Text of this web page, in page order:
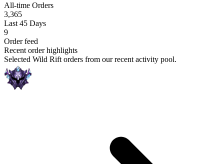
All-time Orders
3,365
Last 45 Days
9
Order feed
Recent order highlights
Selected Wild Rift orders from our recent activity pool.